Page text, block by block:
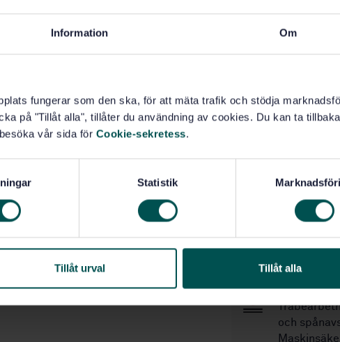
Information Om
fungerar som den ska, för att mäta trafik och stödja
på "Tillåt alla", tillåter du användning av cookies. Du kan ta
vår sida för Cookie-sekretess.
Statistik
Tillåt urval Tillåt alla
Utgåva:1
SS-
Ersätts av: SS-
Inom samma
STANDARDER
SS-EN
Vägledning
SS-EN
och